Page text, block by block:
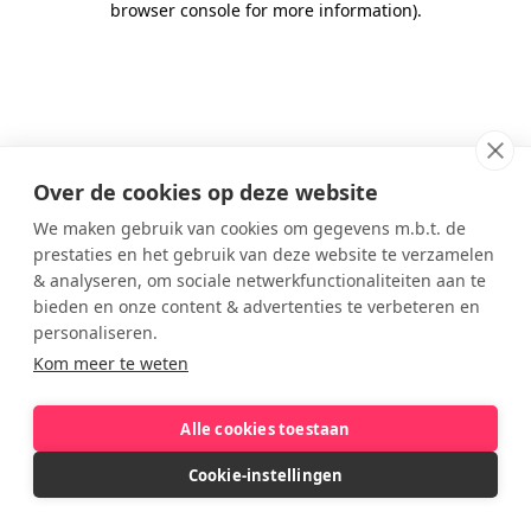
Over de cookies op deze website
We maken gebruik van cookies om gegevens m.b.t. de
prestaties en het gebruik van deze website te verzamelen
& analyseren, om sociale netwerkfunctionaliteiten aan te
bieden en onze content & advertenties te verbeteren en
personaliseren.
Kom meer te weten
Alle cookies toestaan
Cookie-instellingen
browser console for more information).